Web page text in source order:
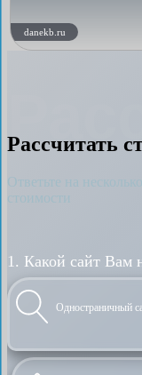
danekb.ru
Рассчитать
Ответьте на
стоимости
1. Какой сайт Вам
Одностраничный